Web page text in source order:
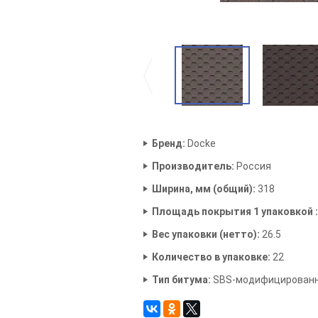
Бренд: Docke
Производитель: Россия
Ширина, мм (общий): 318
Площадь покрытия 1 упаковкой :
Вес упаковки (нетто): 26.5
Количество в упаковке: 22
Тип битума: SBS-